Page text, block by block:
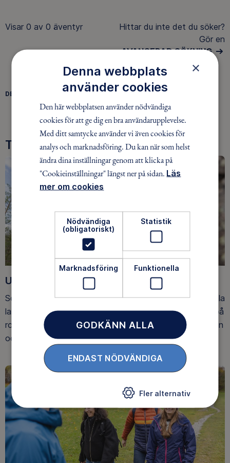
Visar 0 av 0 äventyr
Hittar du inte det du söker?
Gör en
AVANCERAD SÖKNING
DELA
FACEBOOKTWITTERLINKEDIN
Tre goda skäl att bli medlem
Upptäck nya äventyr
Som medlem har du tillgång till alla våra äventyr, över hela
landet. Våra ideella ledare guidar barn, unga och vuxna på
roliga och trygga äventyr i skogen, på vattnet, snön, isen
och på fjället.
×
Denna webbplats
använder cookies
Den här webbplatsen använder nödvändiga
cookies för att ge dig en bra användarupplevelse.
Med ditt samtycke använder vi även cookies för
analys och marknadsföring. Du kan när som helst
ändra dina inställningar genom att klicka på
"Cookieinställningar" längst ner på sidan. Läs
mer om cookies
Nödvändiga
(obligatoriskt)
Statistik
Marknadsföring Funktionella
GODKÄNN ALLA
ENDAST NÖDVÄNDIGA
Fler alternativ